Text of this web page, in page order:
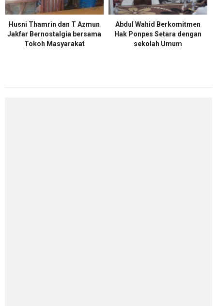
Husni Thamrin dan T Azmun
Jakfar Bernostalgia bersama
Tokoh Masyarakat
Abdul Wahid Berkomitmen
Hak Ponpes Setara dengan
sekolah Umum